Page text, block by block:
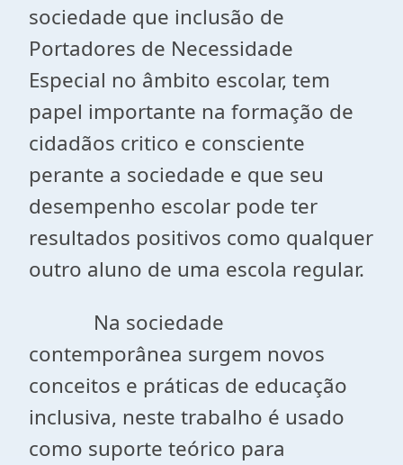
sociedade que inclusão de
Portadores de Necessidade
Especial no âmbito escolar, tem
papel importante na formação de
cidadãos critico e consciente
perante a sociedade e que seu
desempenho escolar pode ter
resultados positivos como qualquer
outro aluno de uma escola regular.
Na sociedade
contemporânea surgem novos
conceitos e práticas de educação
inclusiva, neste trabalho é usado
como suporte teórico para